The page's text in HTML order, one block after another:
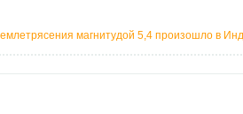
магнитудой 5,4 произошло в